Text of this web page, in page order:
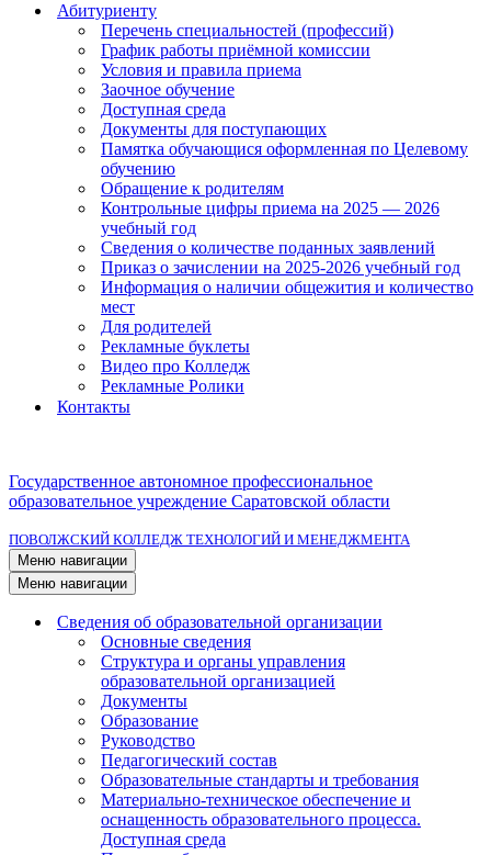
Абитуриенту
Перечень специальностей (профессий)
График работы приёмной комиссии
Условия и правила приема
Заочное обучение
Доступная среда
Документы для поступающих
Памятка обучающися оформленная по Целевому
обучению
Обращение к родителям
Контрольные цифры приема на 2025 — 2026
учебный год
Сведения о количестве поданных заявлений
Приказ о зачислении на 2025-2026 учебный год
Информация о наличии общежития и количество
мест
Для родителей
Рекламные буклеты
Видео про Колледж
Рекламные Ролики
Контакты
Государственное автономное профессиональное
образовательное учреждение Саратовской области
ПОВОЛЖСКИЙ КОЛЛЕДЖ ТЕХНОЛОГИЙ И МЕНЕДЖМЕНТА
Меню навигации
Меню навигации
Сведения об образовательной организации
Основные сведения
Структура и органы управления
образовательной организацией
Документы
Образование
Руководство
Педагогический состав
Образовательные стандарты и требования
Материально-техническое обеспечение и
оснащенность образовательного процесса.
Доступная среда